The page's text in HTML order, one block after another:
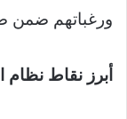
ورغباتهم
أبرز نقاط نظام